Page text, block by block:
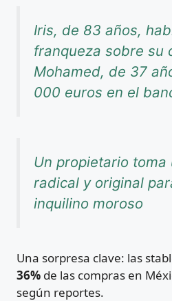
Iris, de 83 años,
franqueza sobre su
Mohamed, de 37
000 euros en el
Un propietario toma
radical y original
inquilino moroso
Una sorpresa clave: las
36% de las compras en
según reportes.